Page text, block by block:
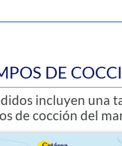
DE
incluyen una
de cocción del